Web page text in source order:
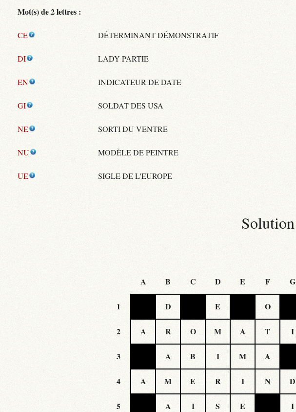
Mot(s) de 2 lettres :
CE DÉTERMINANT DÉMONSTRATIF
DI LADY PARTIE
EN INDICATEUR DE DATE
GI SOLDAT DES USA
NE SORTI DU VENTRE
NU MODÈLE DE PEINTRE
UE SIGLE DE L'EUROPE
Solution
A B C D E F G
1 D E O
2 A R O M A T I
3 A B I M A
4 A M E R I N D
5 A I S E I